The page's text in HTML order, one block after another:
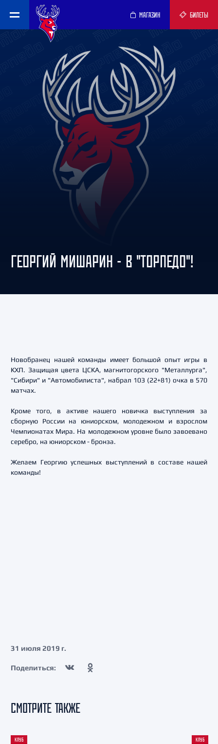
МАГАЗИН БИЛЕТЫ
ГЕОРГИЙ МИШАРИН - В "ТОРПЕДО"!
Новобранец нашей команды имеет большой опыт игры в
КХЛ. Защищая цвета ЦСКА, магнитогорского "Металлурга",
"Сибири" и "Автомобилиста", набрал 103 (22+81) очка в 570
матчах.
Кроме того, в активе нашего новичка выступления за
сборную России на юниорском, молодежном и взрослом
Чемпионатах Мира. На молодежном уровне было завоевано
серебро, на юниорском - бронза.
Желаем Георгию успешных выступлений в составе нашей
команды!
31 июля 2019 г.
Поделиться:
СМОТРИТЕ ТАКЖЕ
КЛУБ КЛУБ